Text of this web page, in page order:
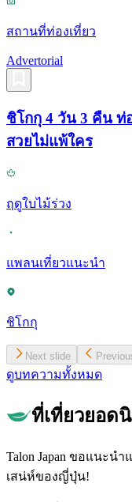
สถานที่ท่องเที่ยว
Advertorial
ชิโกกุ 4 วัน 3 คืน ท่
สวยไม่แพ้ใคร
ฤดูใบไม้ร่วง
แพลนเที่ยวแนะนำ
ชิโกกุ
Next slide
ดูบทความทั้งหมด
ที่เที่ยวยอด
Talon Japan ขอแนะน
เสน่ห์ของญี่ปุ่น!